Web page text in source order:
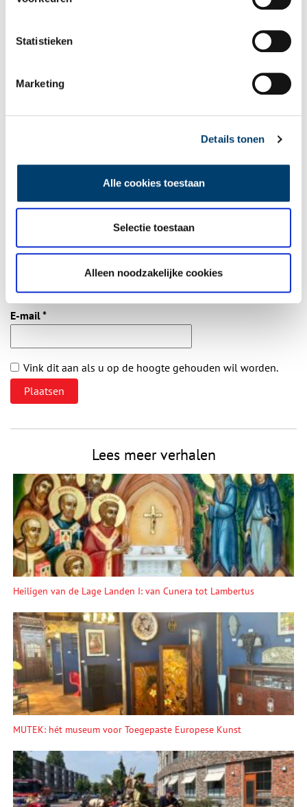
Statistieken
Marketing
Details tonen
Alle cookies toestaan
Selectie toestaan
Alleen noodzakelijke cookies
wekelijkse nieuwsbrief!
Aanvullingen
Vul deze informatie aan of geef een reactie.
Vereiste velden zijn gemarkeerd met *. Het e-mailadres wordt niet
E-mail*
Vink dit aan als u op de hoogte gehouden wil worden.
Lees meer verhalen
Heiligen van de Lage Landen I: van Cunera tot Lambertus
MUTEK: hét museum voor Toegepaste Europese Kunst